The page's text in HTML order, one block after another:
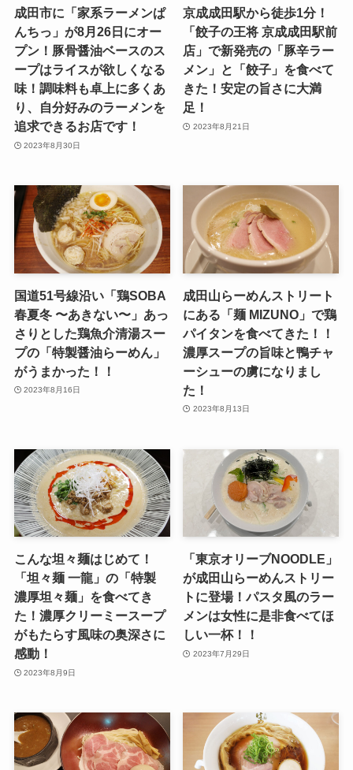
成田市に「家系ラーメンぱ
んちっ」が8月26日にオー
プン！豚骨醤油ベースのス
ープはライスが欲しくなる
味！調味料も卓上に多くあ
り、自分好みのラーメンを
追求できるお店です！
2023年8月30日
京成成田駅から徒歩1分！
「餃子の王将 京成成田駅前
店」で新発売の「豚辛ラー
メン」と「餃子」を食べて
きた！安定の旨さに大満
足！
2023年8月21日
国道51号線沿い「鶏SOBA
春夏冬 〜あきない〜」あっ
さりとした鶏魚介清湯スー
プの「特製醤油らーめん」
がうまかった！！
2023年8月16日
成田山らーめんストリート
にある「麺 MIZUNO」で鶏
パイタンを食べてきた！！
濃厚スープの旨味と鴨チャ
ーシューの虜になりまし
た！
2023年8月13日
こんな坦々麺はじめて！
「坦々麺 一龍」の「特製
濃厚坦々麺」を食べてき
た！濃厚クリーミースープ
がもたらす風味の奥深さに
感動！
2023年8月9日
「東京オリーブNOODLE」
が成田山らーめんストリー
トに登場！パスタ風のラー
メンは女性に是非食べてほ
しい一杯！！
2023年7月29日